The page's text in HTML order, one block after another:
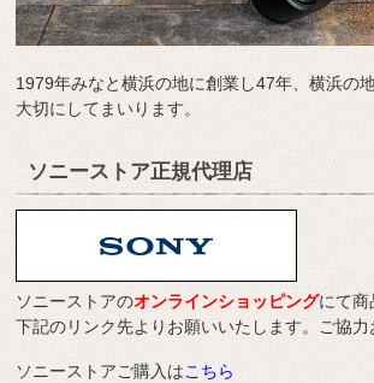
1979年みなと横浜の地に創業し47年、横浜の
大切にしてまいります。
ソニーストア正規代理店
ソニーストアのオンラインショッピングにて商
下記のリンク先よりお願いいたします。ご協力
ソニーストアご購入はこちら